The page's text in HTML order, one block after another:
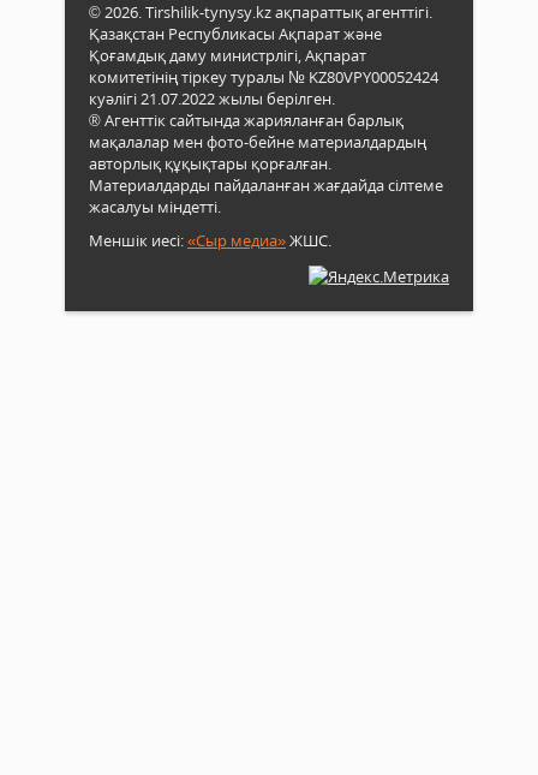
© 2026. Tirshilik-tynysy.kz ақпараттық агенттігі.
Қазақстан Республикасы Ақпарат және
Қоғамдық даму министрлігі, Ақпарат
комитетінің тіркеу туралы № KZ80VPY00052424
куәлігі 21.07.2022 жылы берілген.
® Агенттік сайтында жарияланған барлық
мақалалар мен фото-бейне материалдардың
авторлық құқықтары қорғалған.
Материалдарды пайдаланған жағдайда сілтеме
жасалуы міндетті.
Меншік иесі:«Сыр медиа»ЖШС.